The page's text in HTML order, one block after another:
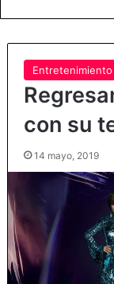
Entretenimiento
con su
14 mayo, 2019